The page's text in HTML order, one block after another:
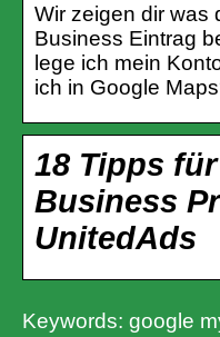
Wir zeigen dir was
Business Eintrag
lege ich mein
ich in Google
18 Tipps
Business
UnitedAds
Keywords: google